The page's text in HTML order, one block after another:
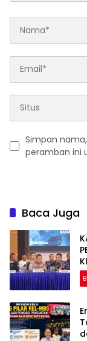
Simpan
peramban ini
Baca Juga